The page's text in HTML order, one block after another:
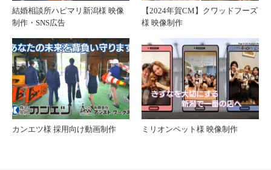
結婚相談所ハピマリ新潟様 映像
制作・SNS広告
【2024年賀CM】クワッドフーズ
様 映像制作
カンエツ様 採用向け動画制作 ミリオンペット様 映像制作